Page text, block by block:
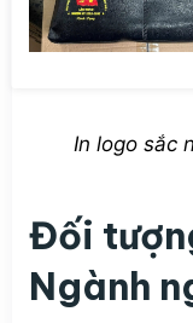
In logo sắc
Đối
Ngành